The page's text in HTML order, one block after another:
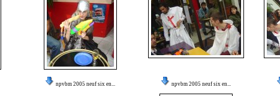
npvbm 2005 neuf six en... npvbm 2005 neuf six en...